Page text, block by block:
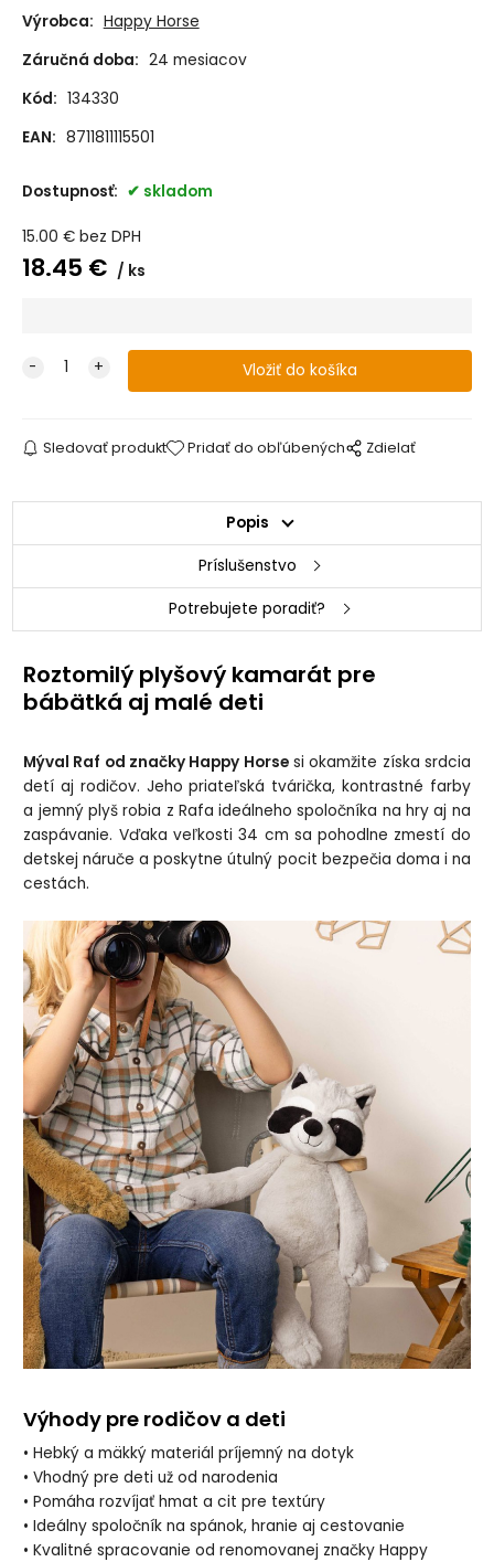
Výrobca: Happy Horse
Záručná doba: 24 mesiacov
Kód: 134330
EAN: 8711811115501
Dostupnosť: skladom
15.00 € bez DPH
18.45 € ks
Sledovať produkt Pridať do obľúbených Zdielať
Popis
Príslušenstvo
Potrebujete poradiť?
Roztomilý plyšový kamarát pre
bábätká aj malé deti
Mýval Raf od značky Happy Horsesi okamžite získa srdcia
detí aj rodičov. Jeho priateľská tvárička, kontrastné farby
a jemný plyš robia z Rafa ideálneho spoločníka na hry aj na
zaspávanie. Vďaka veľkosti 34 cm sa pohodlne zmestí do
detskej náruče a poskytne útulný pocit bezpečia doma i na
cestách.
Výhody pre rodičov a deti
• Hebký a mäkký materiál príjemný na dotyk
• Vhodný pre deti už od narodenia
• Pomáha rozvíjať hmat a cit pre textúry
• Ideálny spoločník na spánok, hranie aj cestovanie
• Kvalitné spracovanie od renomovanej značky Happy